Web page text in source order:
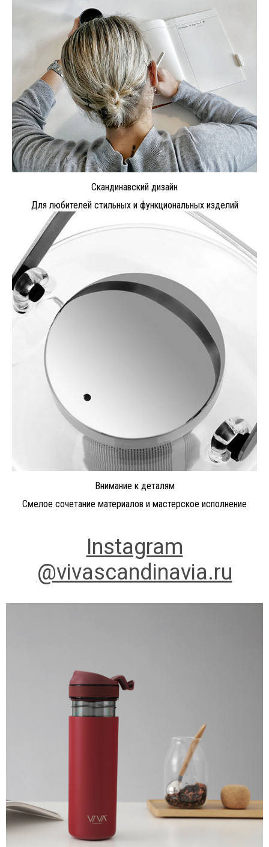
Скандинавский дизайн
Для любителей стильных и функциональных изделий
Внимание к деталям
Смелое сочетание материалов и мастерское исполнение
Instagram
@vivascandinavia.ru